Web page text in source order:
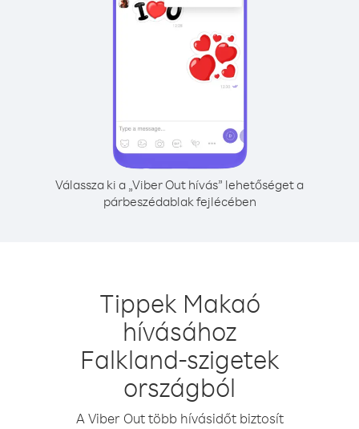
Válassza ki a „Viber Out hívás” lehetőséget a
párbeszédablak fejlécében
Tippek Makaó
hívásához
Falkland-szigetek
országból
A Viber Out több hívásidőt biztosít